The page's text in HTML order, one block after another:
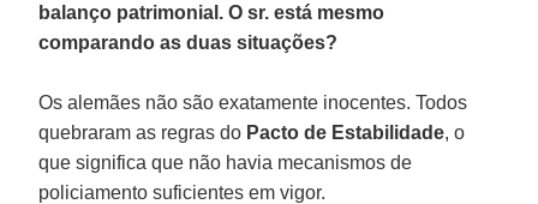
balanço patrimonial.O sr. está mesmo
comparando as duas situações?
Os alemães não são exatamente inocentes. Todos
quebraram as regras do Pacto de Estabilidade, o
que significa que não havia mecanismos de
policiamento suficientes em vigor.